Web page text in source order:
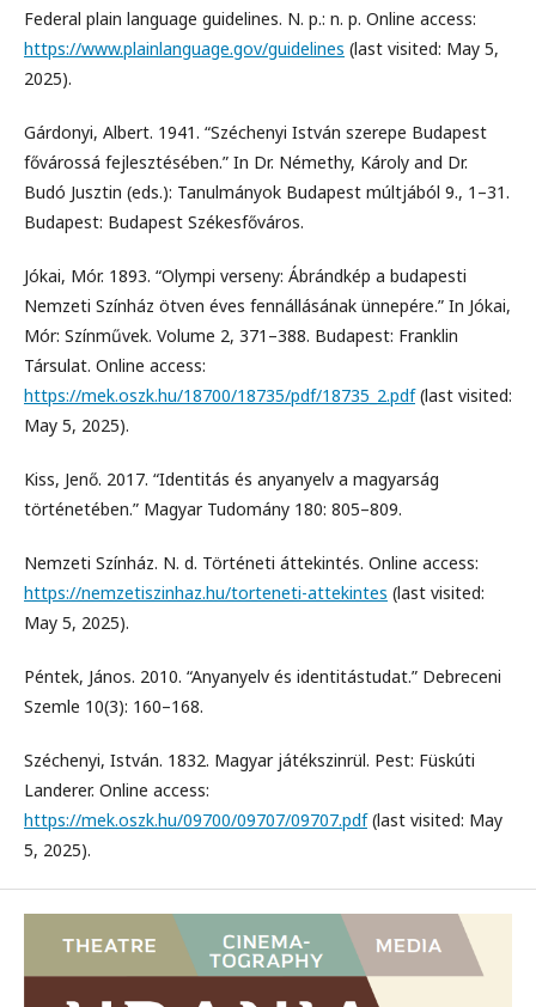
Federal plain language guidelines. N. p.: n. p. Online access:
https://www.plainlanguage.gov/guidelines (last visited: May 5,
2025).
Gárdonyi, Albert. 1941. “Széchenyi István szerepe Budapest
fővárossá fejlesztésében.” In Dr. Némethy, Károly and Dr.
Budó Jusztin (eds.): Tanulmányok Budapest múltjából 9., 1–31.
Budapest: Budapest Székesfőváros.
Jókai, Mór. 1893. “Olympi verseny: Ábrándkép a budapesti
Nemzeti Színház ötven éves fennállásának ünnepére.” In Jókai,
Mór: Színművek. Volume 2, 371–388. Budapest: Franklin
Társulat. Online access:
https://mek.oszk.hu/18700/18735/pdf/18735_2.pdf(last visited:
May 5, 2025).
Kiss, Jenő. 2017. “Identitás és anyanyelv a magyarság
történetében.” Magyar Tudomány 180: 805–809.
Nemzeti Színház. N. d. Történeti áttekintés. Online access:
https://nemzetiszinhaz.hu/torteneti-attekintes (last visited:
May 5, 2025).
Péntek, János. 2010. “Anyanyelv és identitástudat.” Debreceni
Szemle 10(3): 160–168.
Széchenyi, István. 1832. Magyar játékszinrül. Pest: Füskúti
Landerer. Online access:
https://mek.oszk.hu/09700/09707/09707.pdf(last visited: May
5, 2025).